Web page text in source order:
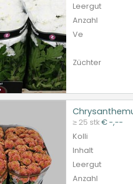
Leergut
Anzahl
Ve
Züchter
≥ 25 stk€ -,--
Kolli
Inhalt
Leergut
Anzahl
(indicum Grp) Traube
zijn om te kunnen kopen.